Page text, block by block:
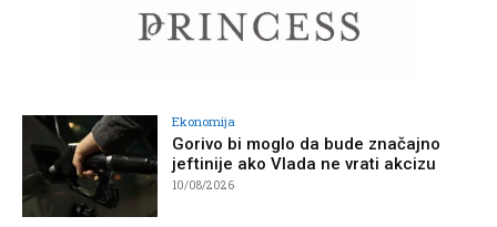
Ekonomija
Gorivo bi moglo da bude značajno
jeftinije ako Vlada ne vrati akcizu
10/08/2026